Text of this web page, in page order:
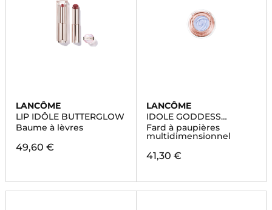
LANCÔME
LIP IDÔLE BUTTERGLOW
Baume à lèvres
49,60 €
LANCÔME
IDOLE GODDESS
DIMENSION
EYESHADOW
Fard à paupières
multidimensionnel
41,30 €